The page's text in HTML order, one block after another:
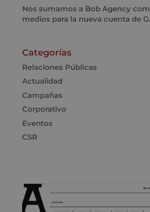
Nos sumamos a Bob Agency
medios para la nueva cuenta de
Categorías
Relaciones Públicas
Actualidad
Campañas
Corporativo
Eventos
CSR